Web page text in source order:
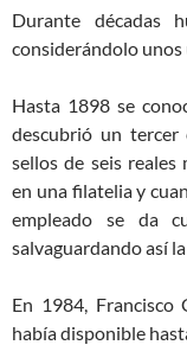
Durante décadas
considerándolo unos
Hasta 1898 se
descubrió un
sellos de seis reales
en una filatelia y
empleado se da
salvaguardando así
En 1984,
había disponible